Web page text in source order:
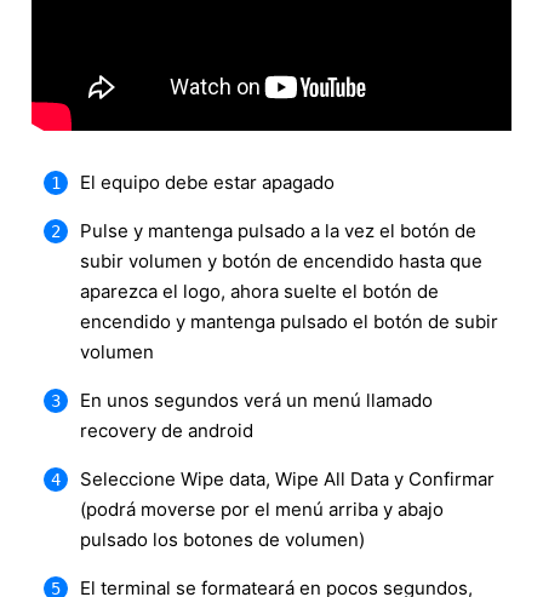
El equipo debe estar apagado
Pulse y mantenga pulsado a la vez el botón de
subir volumen y botón de encendido hasta que
aparezca el logo, ahora suelte el botón de
encendido y mantenga pulsado el botón de subir
volumen
En unos segundos verá un menú llamado
recovery de android
Seleccione Wipe data, Wipe All Data y Confirmar
(podrá moverse por el menú arriba y abajo
pulsado los botones de volumen)
El terminal se formateará en pocos segundos,